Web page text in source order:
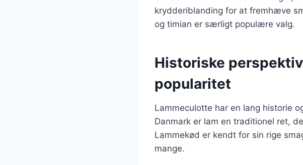
krydderiblanding for at fremhæve
og timian er særligt populære valg.
Historiske
popularitet
Lammeculotte har en lang historie
Danmark er lam en traditionel ret,
Lammekød er kendt for sin rige
mange.